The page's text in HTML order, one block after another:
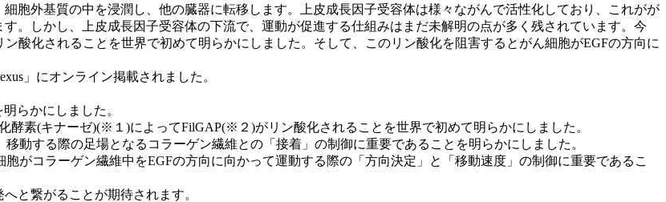
胞外基質の中を浸潤し、他の臓器に転移します。上皮成長因子受容体は様々ながんで活性化しており、これがが
。しかし、上皮成長因子受容体の下流で、運動が促進する仕組みはまだ未解明の点が多く残されています。今
酸化されることを世界で初めて明らかにしました。そして、このリン酸化を阻害するとがん細胞がEGFの方向に
」にオンライン掲載されました。
らかにしました。
素(キナーゼ)(※１)によってFilGAP(※２)がリン酸化されることを世界で初めて明らかにしました。
動する際の足場となるコラーゲン繊維との「接着」の制御に重要であることを明らかにしました。
がコラーゲン繊維中をEGFの方向に向かって運動する際の「方向決定」と「移動速度」の制御に重要であるこ
と繋がることが期待されます。